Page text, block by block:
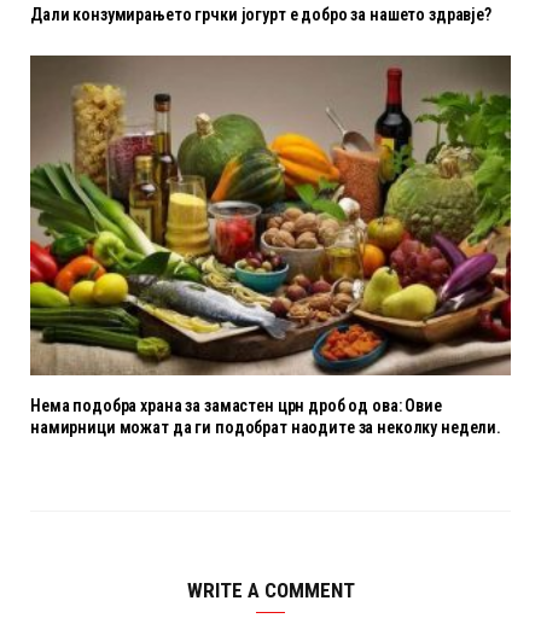
Дали конзумирањето грчки јогурт е добро за нашето здравје?
Нема подобра храна за замастен црн дроб од ова: Овие
намирници можат да ги подобрат наодите за неколку недели.
WRITE A COMMENT